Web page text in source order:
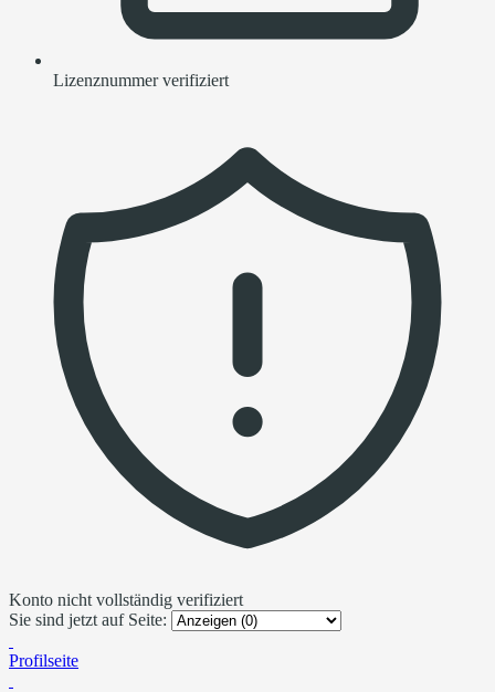
Lizenznummer verifiziert
Konto nicht vollständig verifiziert
Sie sind jetzt auf Seite:
Profilseite